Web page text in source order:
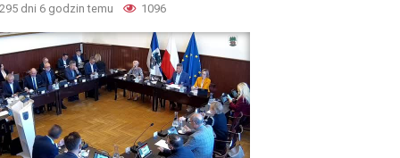
295 dni 6 godzin temu 1096